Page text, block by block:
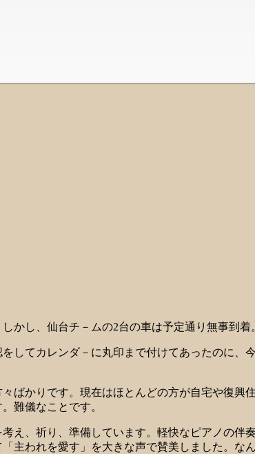
し、仙台チ－ムの2台の車は予定通り無事到着
してカレンダ－に丸印まで付けてあったのに
かりです。現在はほとんどの方が自宅や復興
難儀なことです。
、祈り、準備しています。軽快なピアノの伴
主われを愛す」を大きな声で賛美しました。な